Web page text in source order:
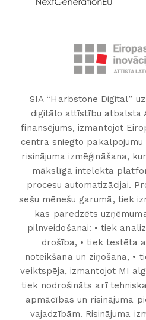
SIA “Harbstone Digital”
digitālo attīstību atbalsta
finansējums, izmantojot
centra sniegto
risinājuma izmēģināšana,
mākslīgā intelekta
procesu automatizācijai.
sešu mēnešu garumā, tiek
kas paredzēts
pilnveidošanai: • tiek
drošība, • tiek testēta
noteikšana un ziņošana, •
veiktspēja, izmantojot MI
tiek nodrošināts arī
apmācības un risinājuma
vajadzībām. Risinājuma